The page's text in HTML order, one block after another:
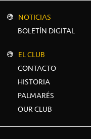
NOTICIAS
BOLETÍN DIGITAL
EL CLUB
CONTACTO
HISTORIA
PALMARÉS
OUR CLUB